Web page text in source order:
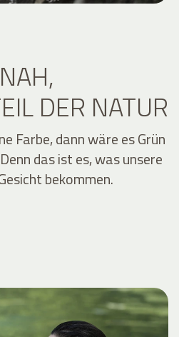
DER NATUR
Farbe, dann wäre es Grün
das ist es, was unsere
bekommen.